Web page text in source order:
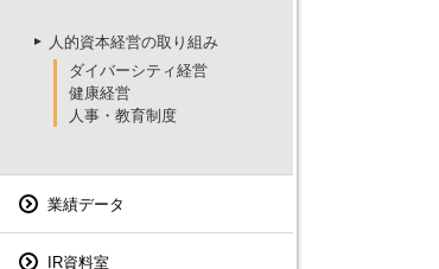
人的資本経営の取り組み
ダイバーシティ経営
健康経営
人事・教育制度
業績データ
IR資料室